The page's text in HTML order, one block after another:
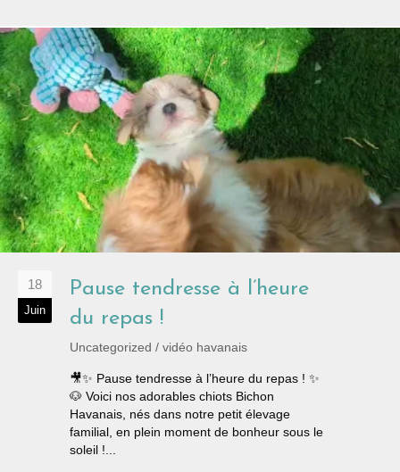
18
Juin
Pause tendresse à l’heure
du repas !
Uncategorized / vidéo havanais
🎥✨ Pause tendresse à l’heure du repas ! ✨
🐶 Voici nos adorables chiots Bichon
Havanais, nés dans notre petit élevage
familial, en plein moment de bonheur sous le
soleil !...